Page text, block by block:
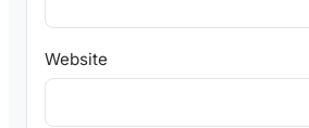
Website